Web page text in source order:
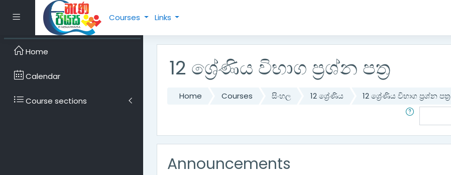
Side panel Courses Links
12 ශ්‍රේණිය විභාග ප්‍රශ්න පත්‍ර
Home Courses සිංහල 12 ශ්‍රේණිය 12 ශ්‍රේණිය විභාග ප්‍රශ්න පත්‍ර
Search
Announcements
Home
Calendar
Course sections